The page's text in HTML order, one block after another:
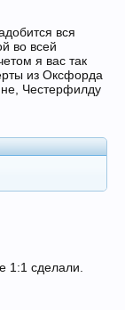
вся
во всей
я вас так
из Оксфорда
Честерфилду
1:1 сделали.